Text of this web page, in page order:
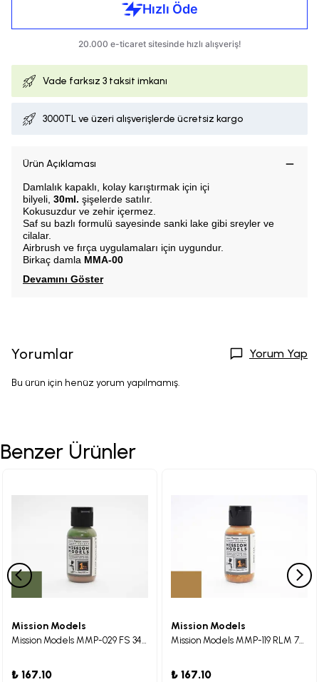
Vade farksız 3 taksit imkanı
3000TL ve üzeri alışverişlerde ücretsiz kargo
Ürün Açıklaması
Damlalık kapaklı, kolay karıştırmak için içi
bilyeli, 30ml. şişelerde satılır.
Kokusuzdur ve zehir içermez.
Saf su bazlı formulü sayesinde sanki lake gibi sreyler ve
cilalar.
Airbrush ve fırça uygulamaları için uygundur.
Birkaç damla MMA-00
Devamını Göster
Yorumlar Yorum Yap
Bu ürün için henüz yorum yapılmamış.
Benzer Ürünler
Mission Models
Mission Models MMP-029 FS 34096 Russian Dark Olive 2 Maket Boyası 30ml
₺ 167.10
Mission Models
Mission Models MMP-119 RLM 79 Sandgelb Maket Boyası 30ml
₺ 167.10